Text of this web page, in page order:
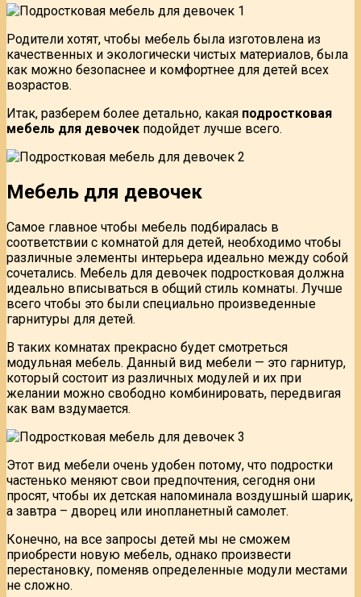
Родители хотят, чтобы мебель была изготовлена из
качественных и экологически чистых материалов, была
как можно безопаснее и комфортнее для детей всех
возрастов.
Итак, разберем более детально, какая подростковая
мебель для девочек подойдет лучше всего.
Мебель для девочек
Самое главное чтобы мебель подбиралась в
соответствии с комнатой для детей, необходимо чтобы
различные элементы интерьера идеально между собой
сочетались. Мебель для девочек подростковая должна
идеально вписываться в общий стиль комнаты. Лучше
всего чтобы это были специально произведенные
гарнитуры для детей.
В таких комнатах прекрасно будет смотреться
модульная мебель. Данный вид мебели — это гарнитур,
который состоит из различных модулей и их при
желании можно свободно комбинировать, передвигая
как вам вздумается.
Этот вид мебели очень удобен потому, что подростки
частенько меняют свои предпочтения, сегодня они
просят, чтобы их детская напоминала воздушный шарик,
а завтра – дворец или инопланетный самолет.
Конечно, на все запросы детей мы не сможем
приобрести новую мебель, однако произвести
перестановку, поменяв определенные модули местами
не сложно.